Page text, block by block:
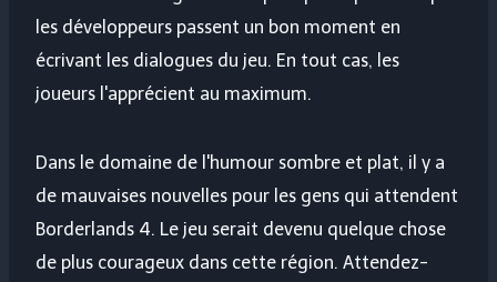
les développeurs passent un bon moment en
écrivant les dialogues du jeu. En tout cas, les
joueurs l'apprécient au maximum.
Dans le domaine de l'humour sombre et plat, il y a
de mauvaises nouvelles pour les gens qui attendent
Borderlands 4. Le jeu serait devenu quelque chose
de plus courageux dans cette région. Attendez-